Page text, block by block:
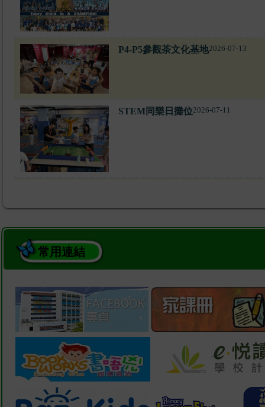
P4-P5參觀茶文化基地2026-07-13
STEM同樂日攤位2026-07-11
P6 參觀茶文化基地活動2026-07-10
常用連結